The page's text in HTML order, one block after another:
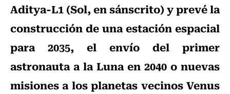
Aditya-L1 (Sol, en sánscrito) y prevé la
construcción de una estación espacial
para 2035, el envío del primer
astronauta a la Luna en 2040 o nuevas
misiones a los planetas vecinos Venus